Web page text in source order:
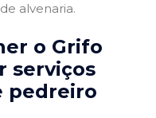
alvenaria.
o Grifo
serviços
pedreiro